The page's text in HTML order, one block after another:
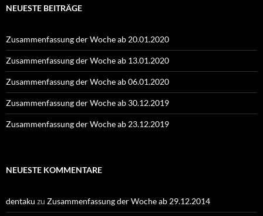
NEUESTE BEITRÄGE
Zusammenfassung der Woche ab 20.01.2020
Zusammenfassung der Woche ab 13.01.2020
Zusammenfassung der Woche ab 06.01.2020
Zusammenfassung der Woche ab 30.12.2019
Zusammenfassung der Woche ab 23.12.2019
NEUESTE KOMMENTARE
dentaku zu Zusammenfassung der Woche ab 29.12.2014